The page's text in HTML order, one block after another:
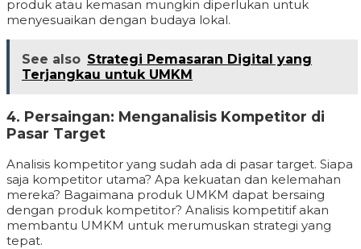
produk atau kemasan mungkin diperlukan untuk
menyesuaikan dengan budaya lokal.
See also Strategi Pemasaran Digital yang
Terjangkau untuk UMKM
4. Persaingan: Menganalisis Kompetitor di
Pasar Target
Analisis kompetitor yang sudah ada di pasar target. Siapa
saja kompetitor utama? Apa kekuatan dan kelemahan
mereka? Bagaimana produk UMKM dapat bersaing
dengan produk kompetitor? Analisis kompetitif akan
membantu UMKM untuk merumuskan strategi yang
tepat.